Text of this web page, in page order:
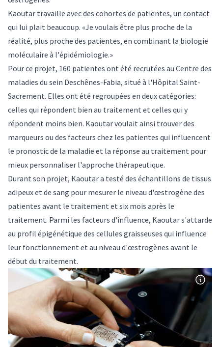
Kaoutar travaille avec des cohortes de patientes, un contact
qui lui plait beaucoup. «Je voulais être plus proche de la
réalité, plus proche des patientes, en combinant la biologie
moléculaire à l'épidémiologie.»
Pour ce projet, 160 patientes ont été recrutées au Centre des
maladies du sein Deschênes-Fabia, situé à l'Hôpital Saint-
Sacrement. Elles ont été regroupées en deux catégories:
celles qui répondent bien au traitement et celles qui y
répondent moins bien. Kaoutar voulait ainsi trouver des
marqueurs ou des facteurs chez les patientes qui influencent
le pronostic de la maladie et la réponse au traitement pour
mieux personnaliser l'approche thérapeutique.
Durant son projet, Kaoutar a testé des échantillons de tissus
adipeux et de sang pour mesurer le niveau d'œstrogène des
patientes avant le traitement et six mois après le
traitement. Parmi les facteurs d'influence, Kaoutar s'attarde
au profil épigénétique des cellules graisseuses qui influence
leur fonctionnement et au niveau d'œstrogènes avant le
début du traitement.